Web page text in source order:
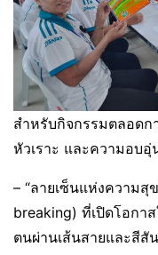
สำหรับกิจกรรมตลอดก
หัวเราะ และความอบอุ่
– “ลายเซ็นแห่งความสุ
breaking) ที่เปิดโอกา
ตนผ่านเส้นสายและสีสัน